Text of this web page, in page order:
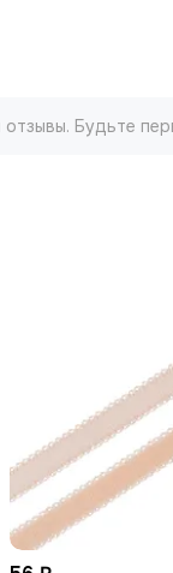
Будьте